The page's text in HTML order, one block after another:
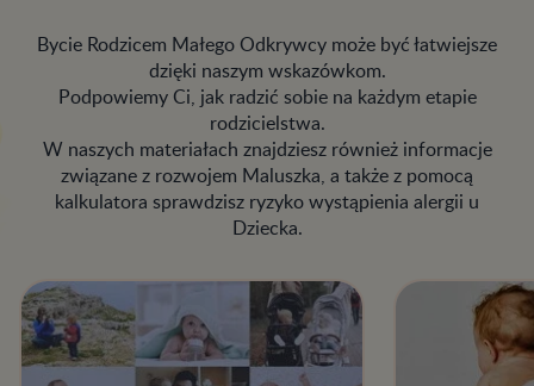
Bycie Rodzicem Małego Odkrywcy może być łatwiejsze
dzięki naszym wskazówkom.
Podpowiemy Ci, jak radzić sobie na każdym etapie
rodzicielstwa.
W naszych materiałach znajdziesz również informacje
związane z rozwojem Maluszka, a także z pomocą
kalkulatora sprawdzisz ryzyko wystąpienia alergii u
Dziecka.